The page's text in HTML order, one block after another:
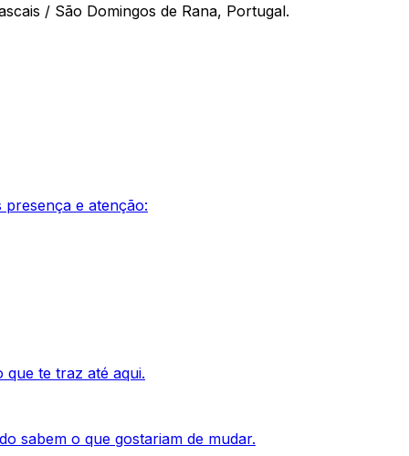
/ São Domingos de Rana, Portugal.
e atenção:
te traz até aqui.
sabem o que gostariam de mudar.